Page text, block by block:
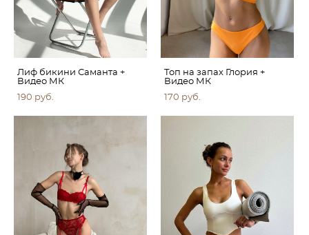
Лиф бикини Саманта +
Видео МК
190 pуб.
Топ на запах Глория +
Видео МК
170 pуб.